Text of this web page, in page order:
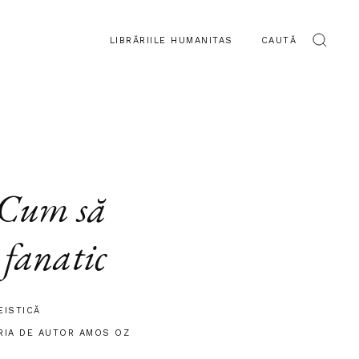
LIBRĂRIILE HUMANITAS CAUTĂ
să
DE AUTOR AMOS OZ